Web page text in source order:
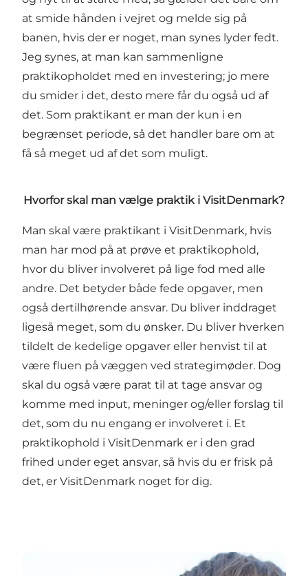
at smide hånden i vejret og melde sig på
banen, hvis der er noget, man synes lyder fedt.
Jeg synes, at man kan sammenligne
praktikopholdet med en investering; jo mere
du smider i det, desto mere får du også ud af
det. Som praktikant er man der kun i en
begrænset periode, så det handler bare om at
få så meget ud af det som muligt.
Hvorfor skal man vælge praktik i VisitDenmark?
Man skal være praktikant i VisitDenmark, hvis
man har mod på at prøve et praktikophold,
hvor du bliver involveret på lige fod med alle
andre. Det betyder både fede opgaver, men
også dertilhørende ansvar. Du bliver inddraget
ligeså meget, som du ønsker. Du bliver hverken
tildelt de kedelige opgaver eller henvist til at
være fluen på væggen ved strategimøder. Dog
skal du også være parat til at tage ansvar og
komme med input, meninger og/eller forslag til
det, som du nu engang er involveret i. Et
praktikophold i VisitDenmark er i den grad
frihed under eget ansvar, så hvis du er frisk på
det, er VisitDenmark noget for dig.